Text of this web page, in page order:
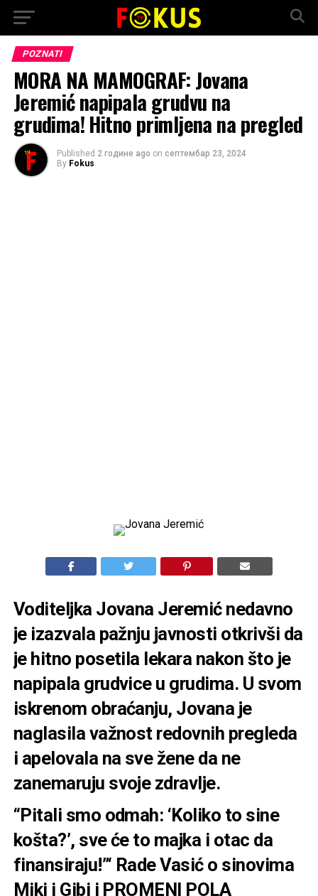
POZNATI
MORA NA MAMOGRAF: Jovana
Jeremić napipala grudvu na
grudima! Hitno primljena na pregled
Published 2 године ago on септембар 23, 2024
By Fokus
Voditeljka Jovana Jeremić nedavno
je izazvala pažnju javnosti otkrivši da
je hitno posetila lekara nakon što je
napipala grudvice u grudima. U svom
iskrenom obraćanju, Jovana je
naglasila važnost redovnih pregleda
i apelovala na sve žene da ne
zanemaruju svoje zdravlje.
“Pitali smo odmah: ‘Koliko to sine
košta?’, sve će to majka i otac da
finansiraju!”‘ Rade Vasić o sinovima
Miki i Gibi i PROMENI POLA